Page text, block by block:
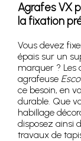
Agrafes VX
la fixation
Vous devez
épais sur un
marquer ? Les
agrafeuse
ce besoin, en
durable. Que
habillage
disposez ainsi
travaux de